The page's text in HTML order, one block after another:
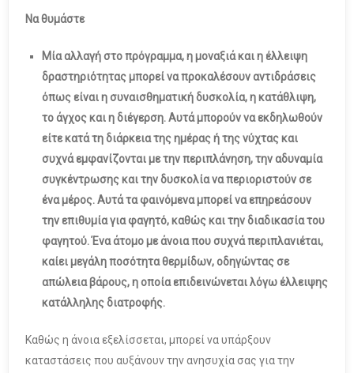
Να θυμάστε
Μία αλλαγή στο πρόγραμμα, η μοναξιά και η έλλειψη
δραστηριότητας μπορεί να προκαλέσουν αντιδράσεις
όπως είναι η συναισθηματική δυσκολία, η κατάθλιψη,
το άγχος και η διέγερση. Αυτά μπορούν να εκδηλωθούν
είτε κατά τη διάρκεια της ημέρας ή της νύχτας και
συχνά εμφανίζονται με την περιπλάνηση, την αδυναμία
συγκέντρωσης και την δυσκολία να περιοριστούν σε
ένα μέρος. Αυτά τα φαινόμενα μπορεί να επηρεάσουν
την επιθυμία για φαγητό, καθώς και την διαδικασία του
φαγητού. Ένα άτομο με άνοια που συχνά περιπλανιέται,
καίει μεγάλη ποσότητα θερμίδων, οδηγώντας σε
απώλεια βάρους, η οποία επιδεινώνεται λόγω έλλειψης
κατάλληλης διατροφής.
Καθώς η άνοια εξελίσσεται, μπορεί να υπάρξουν
καταστάσεις που αυξάνουν την ανησυχία σας για την